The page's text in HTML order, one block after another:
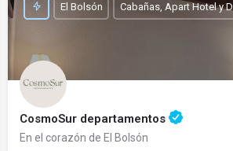
CosmoSur departamentos
En el corazón de El Bolsón
El Bolsón Cabañas, Apart Hotel y